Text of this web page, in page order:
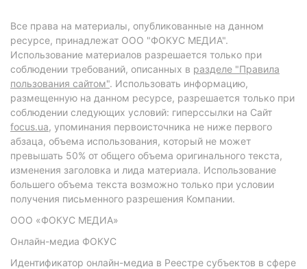
Все права на материалы, опубликованные на данном
ресурсе, принадлежат ООО "ФОКУС МЕДИА".
Использование материалов разрешается только при
соблюдении требований, описанных в разделе "Правила
пользования сайтом". Использовать информацию,
размещенную на данном ресурсе, разрешается только при
соблюдении следующих условий: гиперссылки на Сайт
focus.ua, упоминания первоисточника не ниже первого
абзаца, объема использования, который не может
превышать 50% от общего объема оригинального текста,
изменения заголовка и лида материала. Использование
большего объема текста возможно только при условии
получения письменного разрешения Компании.
ООО «ФОКУС МЕДИА»
Онлайн-медиа ФОКУС
Идентификатор онлайн-медиа в Реестре субъектов в сфере